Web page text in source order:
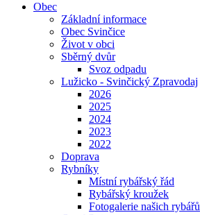
Obec
Základní informace
Obec Svinčice
Život v obci
Sběrný dvůr
Svoz odpadu
Lužicko - Svinčický Zpravodaj
2026
2025
2024
2023
2022
Doprava
Rybníky
Místní rybářský řád
Rybářský kroužek
Fotogalerie našich rybářů